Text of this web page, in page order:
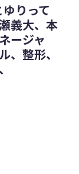
りって
義大、本
ージャ
、整形、